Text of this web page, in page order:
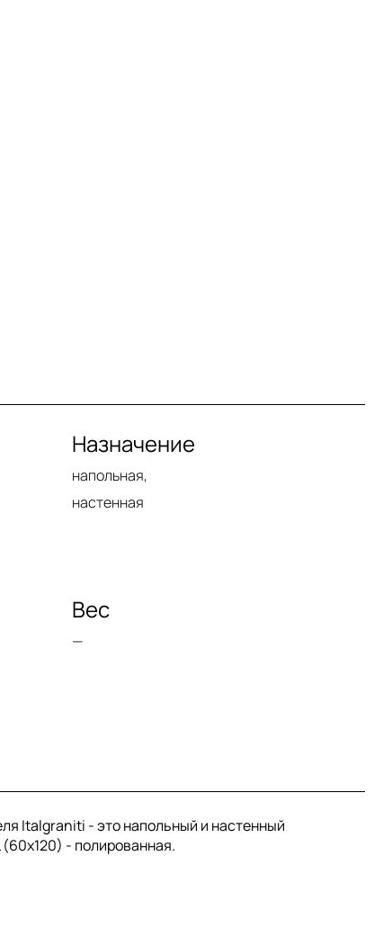
Назначение
напольная,
настенная
Вес
—
Italgraniti - это напольный и настенный
(60x120) - полированная.